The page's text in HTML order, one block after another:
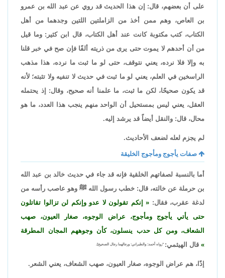
على أن بعضهم، قال: إن هذا الحديث قد روي عن عبد الله بن عمرو
بن العاص، وهم ممن أخذ من الزاملتين اللتين وجدهما من أهل
الكتاب، كتب مكتوبة كانت عند أهل الكتاب، قال ابن كثير: وما قيل
من أن أحدهم لا يموت حتى يرى من ذريته ألفًا فإن صح في خبر قلنا
به وإلا فلا نرده، يعني نتوقف، حتى لو ما ثبت ما نرده، هذا مذهب
الراسخين في العلم، يعني لو ما ثبت في حديث لا تنفيه ولا تثبته؛ لأنه
قد يكون صحيحًا، لكن ما ثبت، ما علمنا أنه صحيح، وقال: إذ يحتمله
العقل، يعني ليس بمستحيل أن الواحد منهم ينجب هذا العدد، ما هو
محال، قال: والنقل أيضاً قد يرشد إليه.
لم يجزم لعله لضعف الأحاديث.
صفات يأجوج ومأجوج الخليقة
أما بالنسبة لصفاتهم الخلقية فإنه قد جاء في حديث خالد بن عبد الله
بن حرملة عن خالته، قال: خطب رسول الله ﷺ وهو عاصب رأسه من
لدغة عقرب، فقال:
إنكم تقولون لا عدو وإنكم لن تزالوا تقاتلون
حتى يأتي يأجوج ومأجوج، عراض الوجوه، صغار العيون، صهب
الشعاف، ومن كل حدب ينسلون، كأن وجوههم المجان المطرقة
قال الهيثمي: "رواه أحمد: والطبراني: ورجالهما رجال الصحيح].
إذًا، هم عراض الوجوه، صغار العيون، صهب الشعاف، يعني الشعر.